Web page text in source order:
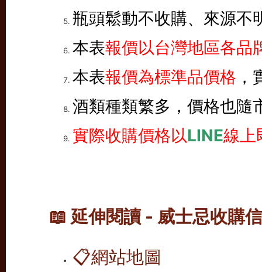
瓶頭鬆動不收購、來源不
本表報價以台灣地區各品
本表報價為標準品價格
酒類種類繁多，價格也隨
實際收購價格以LINE線上
📖 延伸閱讀 - 威士忌收購
📋網站地圖